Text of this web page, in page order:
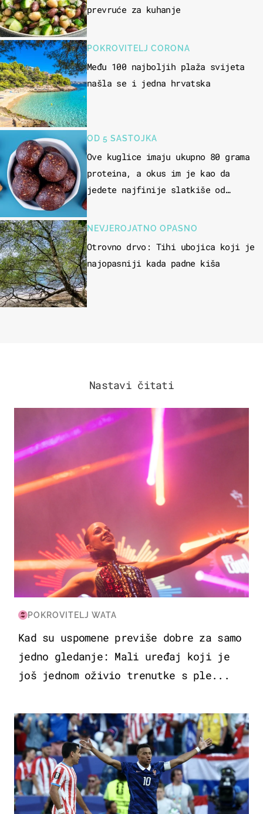
prevruće za kuhanje
POKROVITELJ CORONA
Među 100 najboljih plaža svijeta
našla se i jedna hrvatska
OD 5 SASTOJKA
Ove kuglice imaju ukupno 80 grama
proteina, a okus im je kao da
jedete najfinije slatkiše od
NEVJEROJATNO OPASNO
Otrovno drvo: Tihi ubojica koji je
najopasniji kada padne kiša
Nastavi čitati
KULTURA & ZABAVA
POKROVITELJ WATA
Kad su uspomene previše dobre za samo
jedno gledanje: Mali uređaj koji je
još jednom oživio trenutke s ple...
SVJETSKO PRVENSTVO 2026